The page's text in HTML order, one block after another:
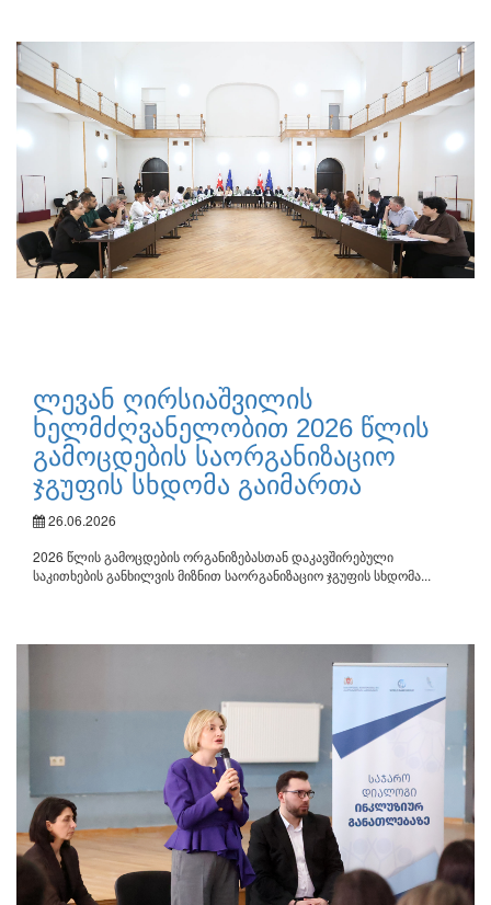
ლევან ღირსიაშვილის
ხელმძღვანელობით 2026 წლის
გამოცდების საორგანიზაციო
ჯგუფის სხდომა გაიმართა
26.06.2026
2026 წლის გამოცდების ორგანიზებასთან დაკავშირებული
საკითხების განხილვის მიზნით საორგანიზაციო ჯგუფის სხდომა...